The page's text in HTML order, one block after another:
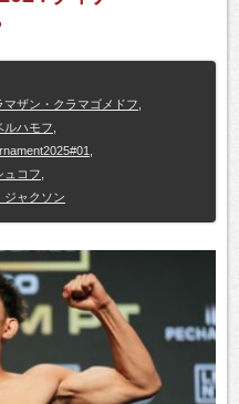
マザン・クラマゴメドフ
ルハモフ
ュコフ
ジャクソン